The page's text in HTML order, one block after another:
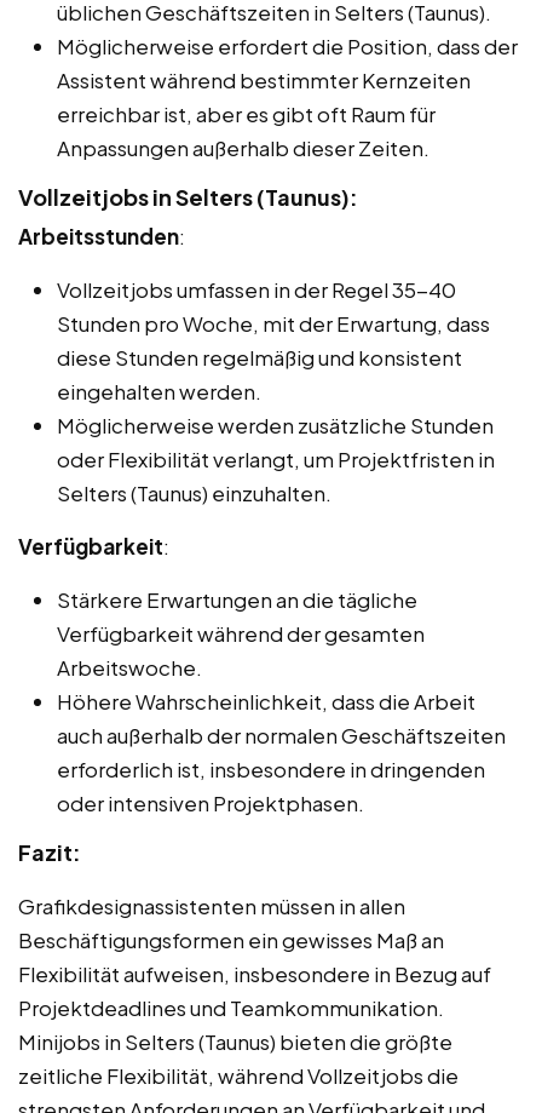
üblichen Geschäftszeiten in Selters (Taunus).
Möglicherweise erfordert die Position, dass der
Assistent während bestimmter Kernzeiten
erreichbar ist, aber es gibt oft Raum für
Anpassungen außerhalb dieser Zeiten.
Vollzeitjobs in Selters (Taunus):
Arbeitsstunden:
Vollzeitjobs umfassen in der Regel 35-40
Stunden pro Woche, mit der Erwartung, dass
diese Stunden regelmäßig und konsistent
eingehalten werden.
Möglicherweise werden zusätzliche Stunden
oder Flexibilität verlangt, um Projektfristen in
Selters (Taunus) einzuhalten.
Verfügbarkeit:
Stärkere Erwartungen an die tägliche
Verfügbarkeit während der gesamten
Arbeitswoche.
Höhere Wahrscheinlichkeit, dass die Arbeit
auch außerhalb der normalen Geschäftszeiten
erforderlich ist, insbesondere in dringenden
oder intensiven Projektphasen.
Fazit:
Grafikdesignassistenten müssen in allen
Beschäftigungsformen ein gewisses Maß an
Flexibilität aufweisen, insbesondere in Bezug auf
Projektdeadlines und Teamkommunikation.
Minijobs in Selters (Taunus) bieten die größte
zeitliche Flexibilität, während Vollzeitjobs die